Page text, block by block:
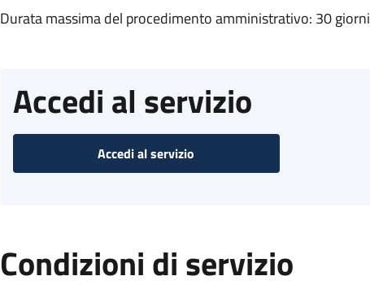
Durata massima del procedimento amministrativo: 30 giorni
Accedi al servizio
Accedi al servizio
Condizioni di servizio